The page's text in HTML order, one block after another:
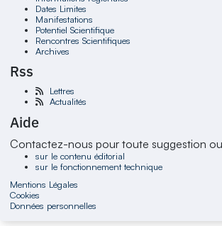
Dates Limites
Manifestations
Potentiel Scientifique
Rencontres Scientifiques
Archives
Rss
Lettres
Actualités
Aide
Contactez-nous pour toute suggestion
sur le contenu éditorial
sur le fonctionnement technique
Mentions Légales
Cookies
Données personnelles